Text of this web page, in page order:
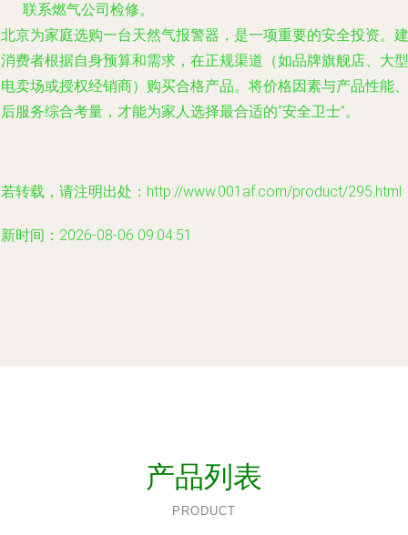
联系燃气公司检修。
京为家庭选购一台天然气报警器，是一项重要的安全投资。建
费者根据自身预算和需求，在正规渠道（如品牌旗舰店、大型
卖场或授权经销商）购买合格产品。将价格因素与产品性能、
服务综合考量，才能为家人选择最合适的“安全卫士”。
转载，请注明出处：http://www.001af.com/product/295.html
时间：2026-08-06 09:04:51
产品列表
PRODUCT